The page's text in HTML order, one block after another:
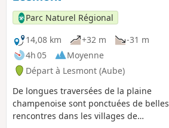
Parc Naturel Régional
14,08 km
+32 m
-31 m
4h 05
Moyenne
Départ à Lesmont (Aube)
De longues traversées de la plaine
champenoise sont ponctuées de belles
rencontres dans les villages de